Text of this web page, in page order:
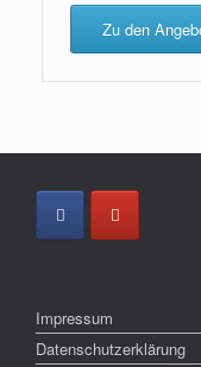
Zu den
Impressum
Datenschutzerklärung